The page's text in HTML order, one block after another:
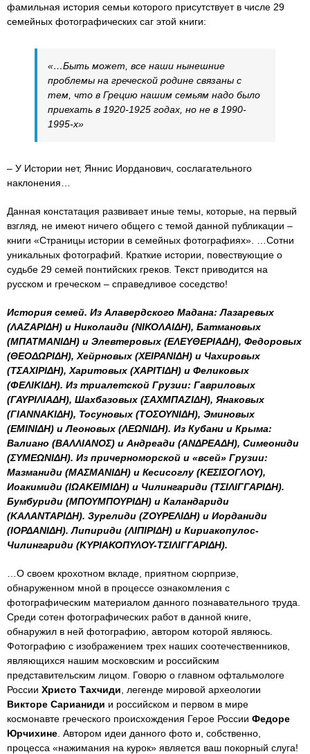
фамильная история семьи которого присутствует в числе 29
семейных фотографических саг этой книги:
«…Быть может, все наши нынешние
проблемы на греческой родине связаны с
тем, что в Грецию нашим семьям надо было
приехать в 1920-1925 годах, но не в 1990-
1995-х»
– У Истории нет, Яннис Иорданович, сослагательного
наклонения…
Данная констатация развивает иные темы, которые, на первый
взгляд, не имеют ничего общего с темой данной публикации –
книги «Страницы истории в семейных фотографиях». …Сотни
уникальных фотографий. Краткие истории, повествующие о
судьбе 29 семей понтийских греков. Текст приводится на
русском и греческом – справедливое соседство!
История семей. Из Алавердского Мадана: Лазаревых
(ΛΑΖΑΡΙΔΗ) и Николаиди (ΝΙΚΟΛΑΙΔΗ), Батмановых
(ΜΠΑΤΜΑΝΙΔΗ) и Элевтеровых (ΕΛΕΥΘΕΡΙΑΔΗ), Федоровых
(ΘΕΟΔΩΡΙΔΗ), Хейрновых (ΧΕΙΡΑΝΙΔΗ) и Чахировых
(ΤΣΑΧΙΡΙΔΗ), Харитовых (ΧΑΡΙΤΙΔΗ) и Феликовых
(ΦΕΛΙΚΙΔΗ). Из триалетской Грузии: Гавриловых
(ΓΑΥΡΙΛΙΑΔΗ), Шахбазовых (ΣΑΧΜΠΑΖΙΔΗ), Янаковых
(ΓΙΑΝΝΑΚΙΔΗ), Тосуновых (ΤΟΣΟΥΝΙΔΗ), Эминовых
(ΕΜΙΝΙΔΗ) и Леоновых (ΛΕΩΝΙΔΗ). Из Кубани и Крыма:
Валиано (ΒΑΛΛΙΑΝΟΣ) и Андреади (ΑΝΔΡΕΑΔΗ), Симеониди
(ΣΥΜΕΩΝΙΔΗ). Из причерноморской и «всей» Грузии:
Мазманиди (ΜΑΣΜΑΝΙΔΗ) и Кесисоглу (ΚΕΣΙΣΟΓΛΟΥ),
Иоакимиди (ΙΩΑΚΕΙΜΙΔΗ) и Чилингариди (ΤΣΙΛΙΓΓΑΡΙΔΗ).
Бумбуриди (ΜΠΟΥΜΠΟΥΡΙΔΗ) и Каландариди
(ΚΑΛΑΝΤΑΡΙΔΗ). Зурелиди (ΖΟΥΡΕΛΙΔΗ) и Иорданиди
(ΙΟΡΔΑΝΙΔΗ). Липириди (ΛΙΠΙΡΙΔΗ) и Кириакопулос-
Чилингариди (ΚΥΡΙΑΚΟΠΥΛΟΥ-ΤΣΙΛΙΓΓΑΡΙΔΗ).
…О своем крохотном вкладе, приятном сюрпризе,
обнаруженном мной в процессе ознакомления с
фотографическим материалом данного познавательного труда.
Среди сотен фотографических работ в данной книге,
обнаружил в ней фотографию, автором которой являюсь.
Фотографию с изображением трех наших соотечественников,
являющихся нашим московским и российским
представительским лицом. Говорю о главном офтальмологе
России Христо Тахчиди , легенде мировой археологии
Викторе Сарианиди и российском и первом в мире
космонавте греческого происхождения Герое России Федоре
Юрчихине . Автором идеи данного фото и, собственно,
процесса «нажимания на курок» является ваш покорный слуга!